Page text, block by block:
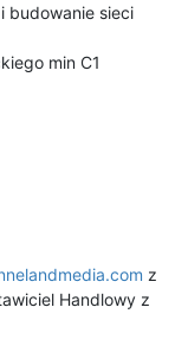
budowanie sieci
min C1
z
Handlowy z